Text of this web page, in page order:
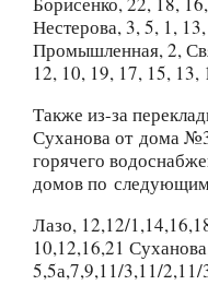
Нестерова, 3, 5, 1,
Промышленная, 2,
12, 10, 19, 17, 15, 13,
Также из-за
Суханова от дома
горячего
домов по
Лазо, 12,12/
10,12,16,21
5,5а,7,9,11/3,11/2,11/